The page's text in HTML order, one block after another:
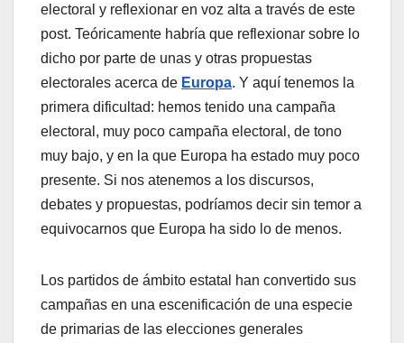
electoral y reflexionar en voz alta a través de este
post. Teóricamente habrí­a que reflexionar sobre lo
dicho por parte de unas y otras propuestas
electorales acerca de Europa. Y aquí­ tenemos la
primera dificultad: hemos tenido una campaña
electoral, muy poco campaña electoral, de tono
muy bajo, y en la que Europa ha estado muy poco
presente. Si nos atenemos a los discursos,
debates y propuestas, podrí­amos decir sin temor a
equivocarnos que Europa ha sido lo de menos.
Los partidos de ámbito estatal han convertido sus
campañas en una escenificación de una especie
de primarias de las elecciones generales